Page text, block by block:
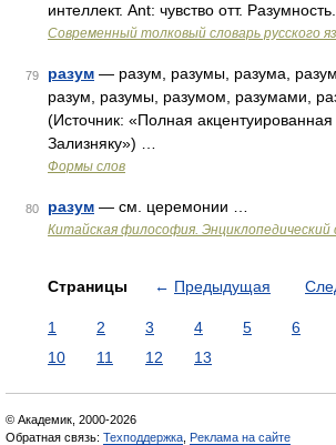
интеллект. Ant: чувство отт.
Современный толковый словарь русского
79 разум — разум, разумы, разума,
разум, разумы, разумом, разумами,
(Источник: «Полная
Зализняку») …
Формы слов
80 разум — см. церемонии …
Китайская философия. Энциклопедический
Страницы ← Предыдущая
1 2 3 4 5 6
10
11 12 13
© Академик, 2000-2026
Обратная связь: Техподдержка Реклама на сайте